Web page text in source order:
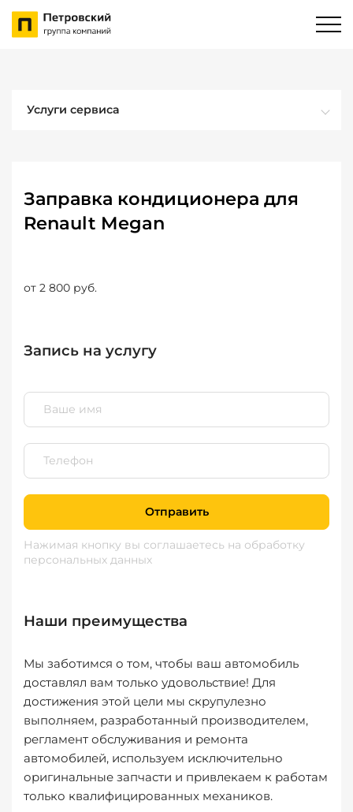
Услуги сервиса
Заправка кондиционера для
Renault Megan
от 2 800 руб.
Запись на услугу
Отправить
Нажимая кнопку вы соглашаетесь на обработку
персональных данных
Наши преимущества
Мы заботимся о том, чтобы ваш автомобиль
доставлял вам только удовольствие! Для
достижения этой цели мы скрупулезно
выполняем, разработанный производителем,
регламент обслуживания и ремонта
автомобилей, используем исключительно
оригинальные запчасти и привлекаем к работам
только квалифицированных механиков.